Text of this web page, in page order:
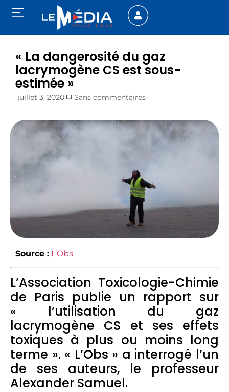
« La dangerosité du gaz
lacrymogène CS est sous-
estimée »
juillet 3, 2020 Sans commentaires
Source : L’Obs
L’Association Toxicologie-Chimie
de Paris publie un rapport sur
« l’utilisation du gaz
lacrymogène CS et ses effets
toxiques à plus ou moins long
terme ». « L’Obs » a interrogé l’un
de ses auteurs, le professeur
Alexander Samuel.